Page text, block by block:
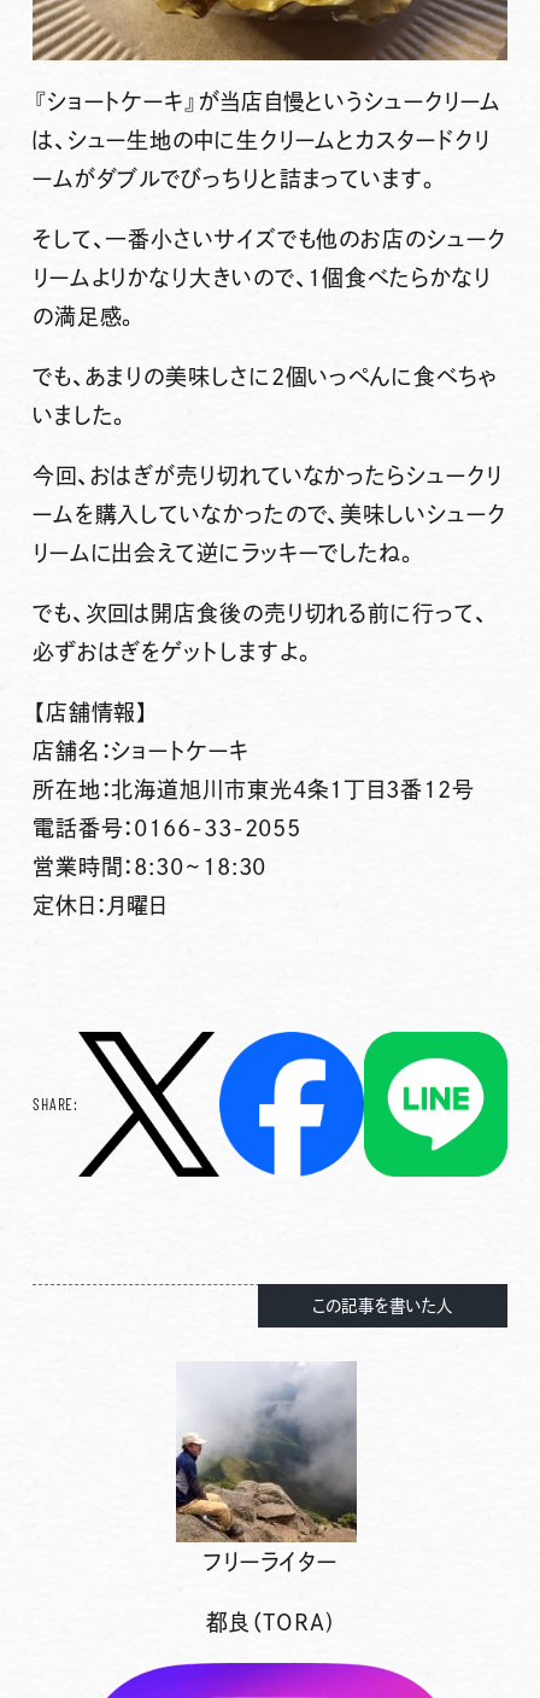
『ショートケーキ』 が当店自慢というシュークリーム
は、シュー生地の中に生クリームとカスタードクリ
ームがダブルでびっちりと詰まっています。
そして、一番小さいサイズでも他のお店のシューク
リームよりかなり大きいので、1個食べたらかなり
の満足感。
でも、あまりの美味しさに2個いっぺんに食べちゃ
いました。
今回、おはぎが売り切れていなかったらシュークリ
ームを購入していなかったので、美味しいシューク
リームに出会えて逆にラッキーでしたね。
でも、次回は開店食後の売り切れる前に行って、
必ずおはぎをゲットしますよ。
【店舗情報】
店舗名：ショートケーキ
所在地：北海道旭川市東光4条1丁目3番12号
電話番号：0166-33-2055
営業時間：8:30~18:30
定休日：月曜日
SHARE:
この記事を書いた人
フリーライター
都良（TORA)